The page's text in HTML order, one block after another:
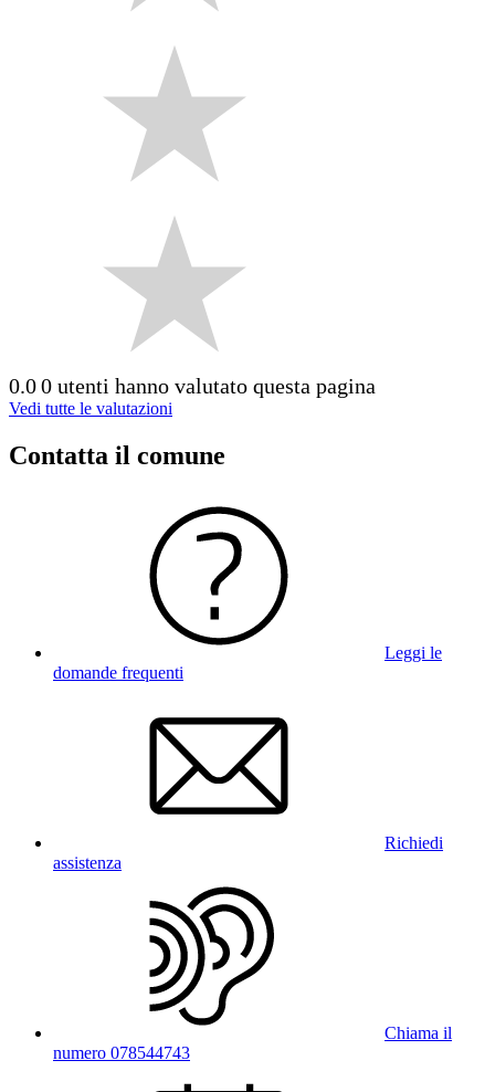
0.00 utenti hanno valutato questa pagina
Vedi tutte le valutazioni
Contatta il comune
Leggi le
domande frequenti
Richiedi
assistenza
Chiama il
numero 078544743